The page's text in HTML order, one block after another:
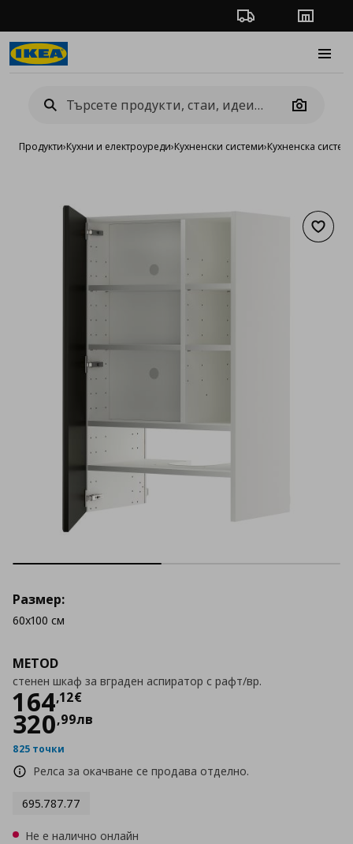
Проследяване на
Camera
Продукти›Кухни и електроуреди›Кухненски системи›Кухненска
METOD
стенен шкаф за вграден аспиратор с рафт/вр.
164,12€
Цена
320,99лв
825 точки
Релса за окачване се продава отделно.
695.787.77
Размер:
60x100 см
Не е налично онлайн